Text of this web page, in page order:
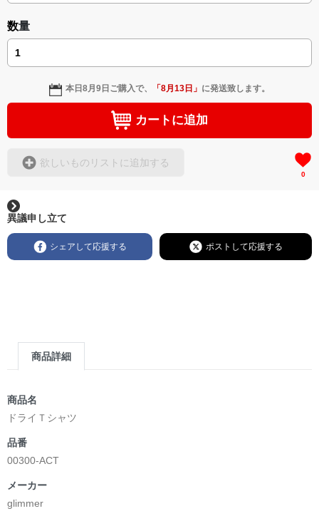
数量
本日8月9日 ご購入で、 「8月13日 」 に発送致します。
カートに追加
欲しいものリストに追加する
0
異議申し立て
シェアして応援する ポストして応援する
商品詳細
商品名
ドライＴシャツ
品番
00300-ACT
メーカー
glimmer